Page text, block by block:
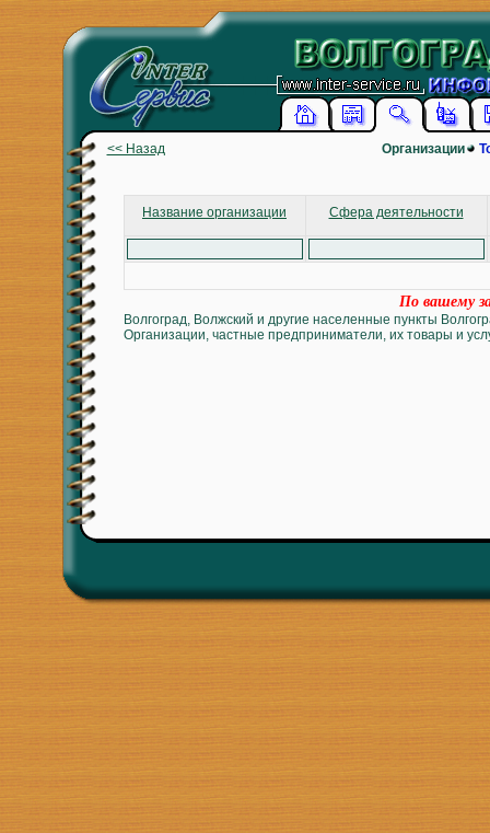
<< Назад Организации
Название организации Сфера деятельности
По вашему
Волгоград, Волжский и другие населенные пункты
Организации, частные предприниматели, их товары и